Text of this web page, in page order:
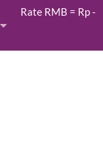
Rate RMB = Rp-